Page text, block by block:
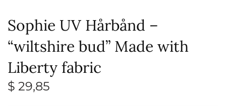
Sophie UV Hårbånd –
“wiltshire bud” Made with
Liberty fabric
$ 29,85